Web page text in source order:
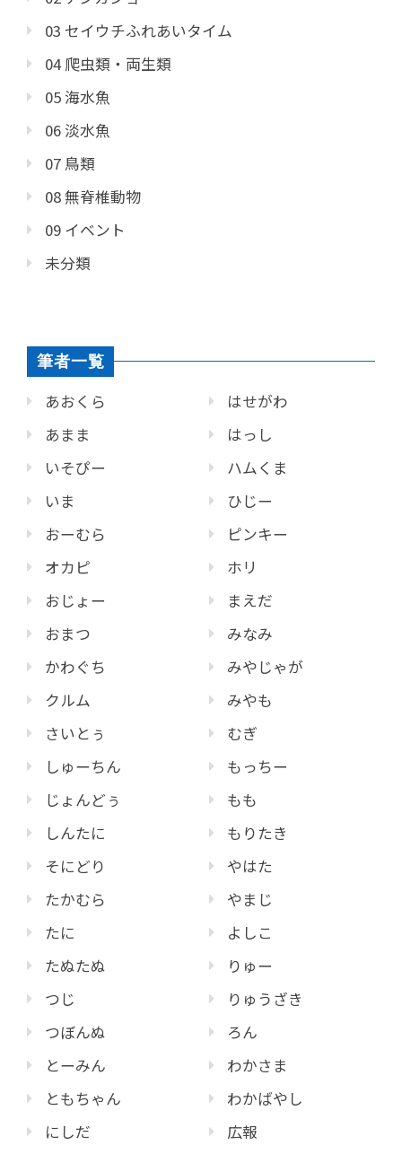
03 セイウチふれあいタイム
04 爬虫類・両生類
05 海水魚
06 淡水魚
07 鳥類
08 無脊椎動物
09 イベント
未分類
筆者一覧
あおくら
あまま
いそぴー
いま
おーむら
オカピ
おじょー
おまつ
かわぐち
クルム
さいとぅ
しゅーちん
じょんどぅ
しんたに
そにどり
たかむら
たに
たぬたぬ
つじ
つぼんぬ
とーみん
ともちゃん
にしだ
はせがわ
はっし
ハムくま
ひじー
ピンキー
ホリ
まえだ
みなみ
みやじゃが
みやも
むぎ
もっちー
もも
もりたき
やはた
やまじ
よしこ
りゅー
りゅうざき
ろん
わかさま
わかばやし
広報